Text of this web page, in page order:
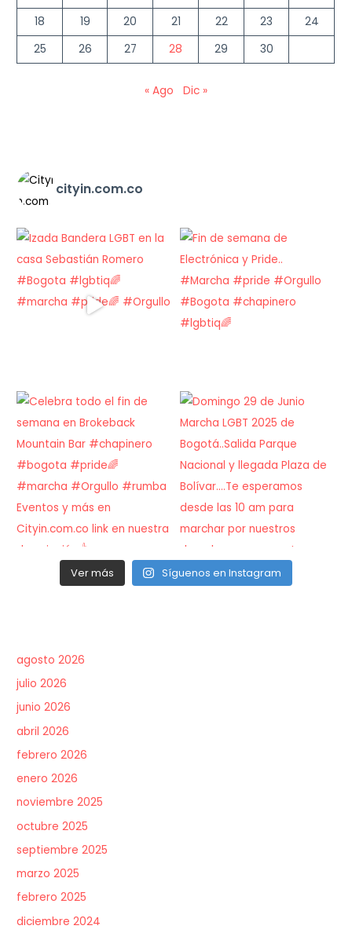
18
19 20 21 22 23
24
25
26 27 28 29 30
« Ago Dic »
cityin.com.co
Ver más Síguenos en Instagram
agosto 2026
julio 2026
junio 2026
abril 2026
febrero 2026
enero 2026
noviembre 2025
octubre 2025
septiembre 2025
marzo 2025
febrero 2025
diciembre 2024